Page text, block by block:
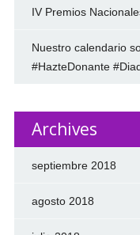
IV Premios
Nuestro calendario
#HazteDonante
Archives
septiembre 2018
agosto 2018